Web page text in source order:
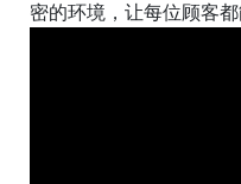
密的环境，让每位顾客都